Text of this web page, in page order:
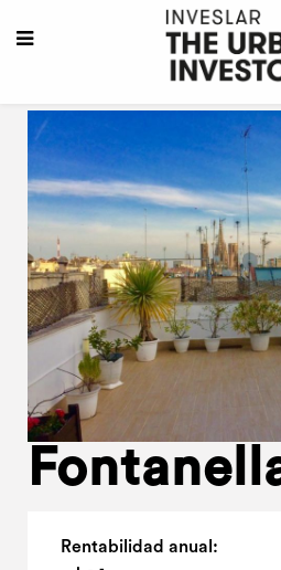
Rentabilidad anual: